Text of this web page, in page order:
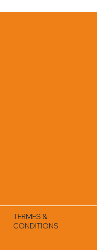
TERMES &
CONDITIONS